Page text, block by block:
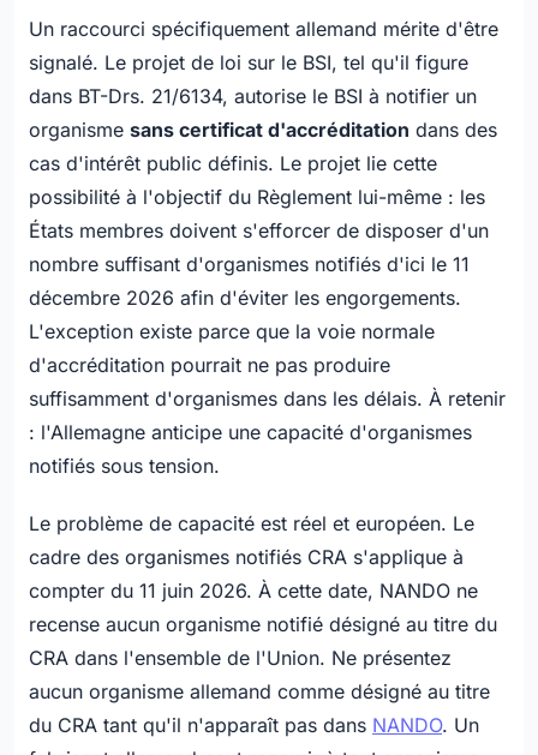
Un raccourci spécifiquement allemand mérite d'être
signalé. Le projet de loi sur le BSI, tel qu'il figure
dans BT-Drs. 21/6134, autorise le BSI à notifier un
organisme sans certificat d'accréditation dans des
cas d'intérêt public définis. Le projet lie cette
possibilité à l'objectif du Règlement lui-même : les
États membres doivent s'efforcer de disposer d'un
nombre suffisant d'organismes notifiés d'ici le 11
décembre 2026 afin d'éviter les engorgements.
L'exception existe parce que la voie normale
d'accréditation pourrait ne pas produire
suffisamment d'organismes dans les délais. À retenir
: l'Allemagne anticipe une capacité d'organismes
notifiés sous tension.
Le problème de capacité est réel et européen. Le
cadre des organismes notifiés CRA s'applique à
compter du 11 juin 2026. À cette date, NANDO ne
recense aucun organisme notifié désigné au titre du
CRA dans l'ensemble de l'Union. Ne présentez
aucun organisme allemand comme désigné au titre
du CRA tant qu'il n'apparaît pas dans NANDO. Un